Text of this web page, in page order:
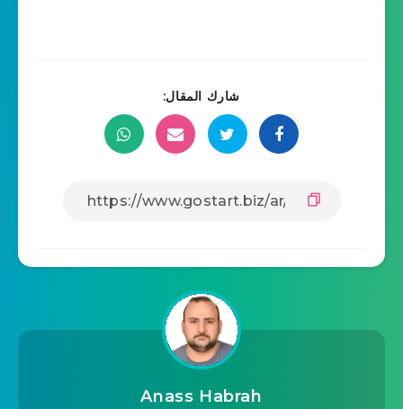
شارك المقال:
Anass Habrah